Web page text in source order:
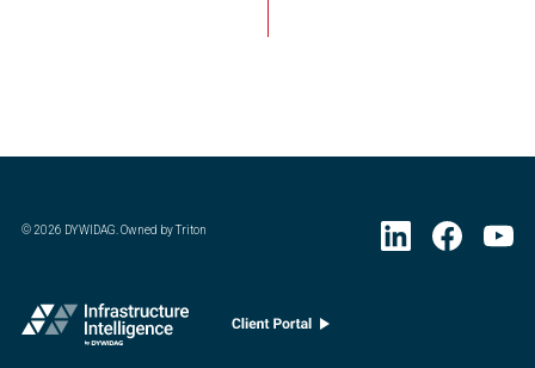
©2026 DYWIDAG. Owned by Triton